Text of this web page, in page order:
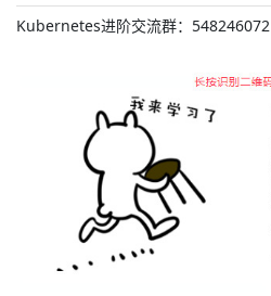
Kubernetes进阶交流群：548246072